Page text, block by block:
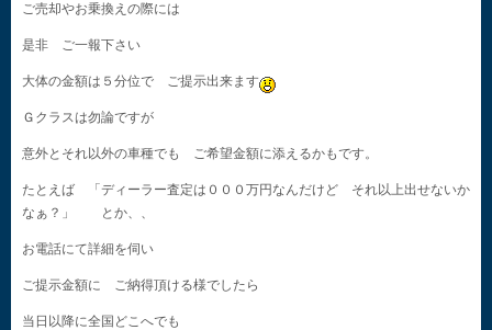
ご売却やお乗換えの際には
是非 ご一報下さい
大体の金額は５分位で ご提示出来ます
Ｇクラスは勿論ですが
意外とそれ以外の車種でも ご希望金額に添えるかもです。
たとえば 「ディーラー査定は０００万円なんだけど それ以上出せないか
なぁ？」 とか、、
お電話にて詳細を伺い
ご提示金額に ご納得頂ける様でしたら
当日以降に全国どこへでも